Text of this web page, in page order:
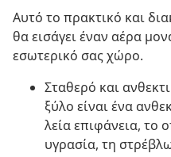
Αυτό το πρακτικό και
θα εισάγει έναν αέρα
εσωτερικό σας χώρο.
Σταθερό και
ξύλο είναι ένα
λεία επιφάνεια, το
υγρασία, τη